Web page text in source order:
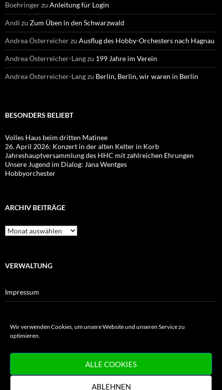
Wir verwenden Cookies, um unsere Website und unseren Service zu
optimieren.
ALLE COOKIES
ABLEHNEN
Boehringerzu Anleitung für Login
Andi zu Zum Üben in den Schwarzwald
Andrea Österreicherzu Ausflug des Hobby-Orchesters nach Hagnau
Andrea Österreicher-Langzu 199 Jahre im Verein
Andrea Österreicher-Langzu Berlin, Berlin, wir waren in Berlin
BESONDERS BELIEBT
Volles Haus beim dritten Matinee
26. April 2026: Konzert in der alten Kelter in Korb
Jahreshauptversammlung des HHC mit zahlreichen Ehrungen
Unsere Jugend im Dialog: Jana Wentges
Hobbyorchester
ARCHIV BEITRÄGE
Archiv
Beiträge
VERWALTUNG
Impressum
Cookie-Richtlinie